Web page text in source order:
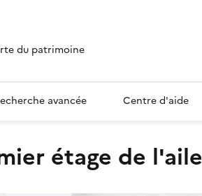
du patrimoine
avancée Centre d'aide
étage de